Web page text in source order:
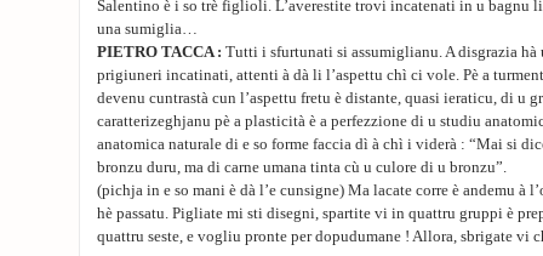
Salentino è i so trè figlioli. L’averestite trovi incatenati in u bagnu
una sumiglia…
PIETRO TACCA : Tutti i sfurtunati si assumiglianu. A disgrazia
prigiuneri incatinati, attenti à dà li l’aspettu chì ci vole. Pè a
devenu cuntrastà cun l’aspettu fretu è distante, quasi ieraticu, di u
caratterizeghjanu pè a plasticità è a perfezzione di u studiu
anatomica naturale di e so forme faccia dì à chì i viderà : “Mai si
bronzu duru, ma di carne umana tinta cù u culore di u bronzu”.
(pichja in e so mani è dà l’e cunsigne) Ma lacate corre è andemu à
hè passatu. Pigliate mi sti disegni, spartite vi in quattru gruppi è
quattru seste, e vogliu pronte per dopudumane ! Allora, sbrigate vi